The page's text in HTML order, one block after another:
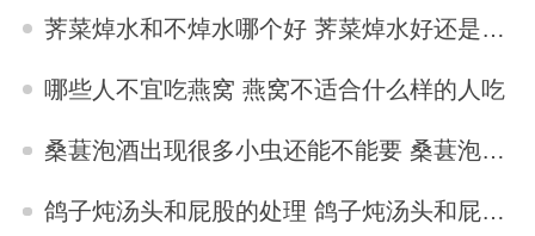
荠菜焯水和不焯水哪个好 荠菜焯水好还是不焯好
2023-10-31
哪些人不宜吃燕窝 燕窝不适合什么样的人吃
2023-10-31
桑葚泡酒出现很多小虫还能不能要 桑葚泡酒出现很多小虫还能要吗
2023-10-31
鸽子炖汤头和屁股的处理 鸽子炖汤头和屁股不要吗